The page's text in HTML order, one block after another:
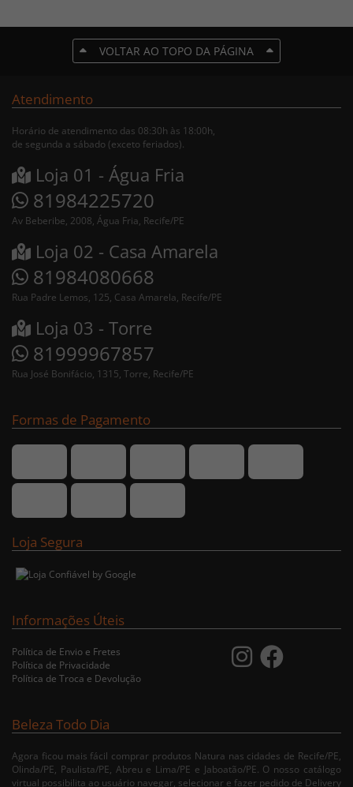
VOLTAR AO TOPO DA PÁGINA
Atendimento
Horário de atendimento das 08:30h às 18:00h,
de segunda a sábado (exceto feriados).
Loja 01 - Água Fria
81984225720
Av Beberibe, 2008, Água Fria, Recife/PE
Loja 02 - Casa Amarela
81984080668
Rua Padre Lemos, 125, Casa Amarela, Recife/PE
Loja 03 - Torre
81999967857
Rua José Bonifácio, 1315, Torre, Recife/PE
Formas de Pagamento
Loja Segura
Informações Úteis
Política de Envio e Fretes
Política de Privacidade
Política de Troca e Devolução
Beleza Todo Dia
Agora ficou mais fácil comprar produtos Natura nas cidades de Recife/PE,
Olinda/PE, Paulista/PE, Abreu e Lima/PE e Jaboatão/PE. O nosso catálogo
virtual possibilita ao usuário navegar, selecionar e fazer pedido de Delivery